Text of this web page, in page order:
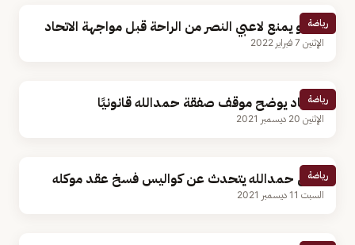
رياضة
روسو يمنع لاعبي النصر من الراحة قبل مواجهة الاتحاد
الإثنين 7 فبراير 2022
رياضة
الاتحاد يوضح موقف صفقة حمدالله قانونيًا
الإثنين 20 ديسمبر 2021
رياضة
وكيل حمدالله يتحدث عن كواليس فسخ عقد موكله
السبت 11 ديسمبر 2021